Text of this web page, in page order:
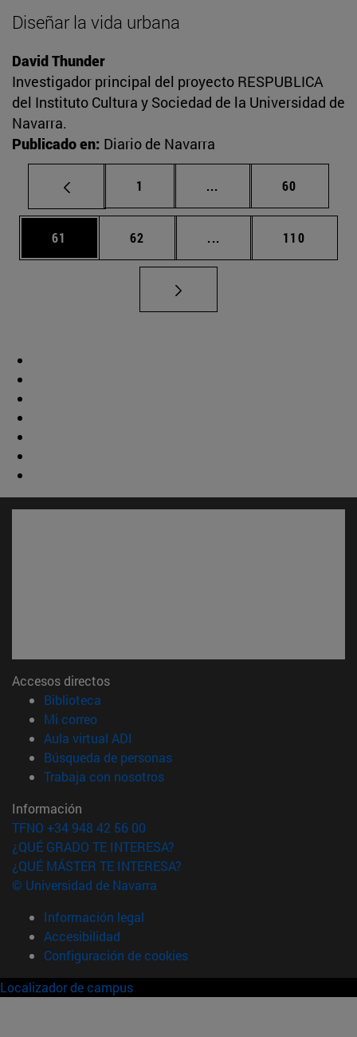
Diseñar la vida urbana
David Thunder
Investigador principal del proyecto RESPUBLICA
del Instituto Cultura y Sociedad de la Universidad de
Navarra.
Publicado en: Diario de Navarra
Página
1 ... Páginas intermedias
Página
60
Página
61 Página
62 ... Páginas intermedias
Página
110
Accesos directos
Biblioteca
Mi correo(abre en nueva ventana)
Aula virtual ADI
Búsqueda de personas(abre en nueva ventana)
Trabaja con nosotros(abre en nueva ventana)
Información
TFNO +34 948 42 56 00
¿QUÉ GRADO TE INTERESA?
¿QUÉ MÁSTER TE INTERESA?
© Universidad de Navarra
Información legal
Accesibilidad
Configuración de cookies
Localizador de campus